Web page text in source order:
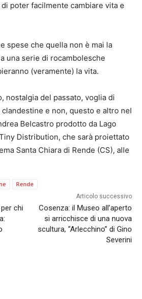
poter facilmente cambiare vita e
spese che quella non è mai la
una serie di rocambolesche
(veramente) la vita.
nostalgia del passato, voglia di
e non, questo e altro nel
Belcastro prodotto da Lago
Distribution, che sarà proiettato
Santa Chiara di Rende (CS), alle
Rende
chi
Articolo successivo
Cosenza: il Museo all’aperto
si arricchisce di una nuova
scultura, “Arlecchino” di Gino
Severini